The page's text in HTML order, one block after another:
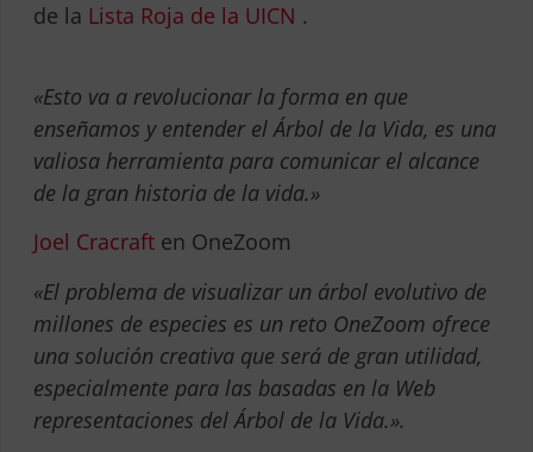
de la Lista Roja de la UICN .
«Esto va a revolucionar la forma en que
enseñamos y entender el Árbol de la Vida, es una
valiosa herramienta para comunicar el alcance
de la gran historia de la vida.»
Joel Cracraften OneZoom
«El problema de visualizar un árbol evolutivo de
millones de especies es un reto OneZoom ofrece
una solución creativa que será de gran utilidad,
especialmente para las basadas en la Web
representaciones del Árbol de la Vida.».